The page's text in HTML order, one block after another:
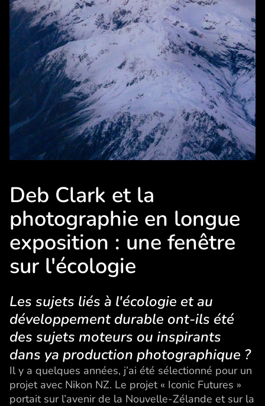
Deb Clark et la
photographie en longue
exposition : une fenêtre
sur l'écologie
Les sujets liés à l'écologie et au
développement durable ont-ils été
des sujets moteurs ou inspirants
dans ya production photographique ?
Il y a quelques années, j’ai été sélectionné pour un
projet avec Nikon NZ. Le projet « Iconic Futures »
portait sur l’avenir de la Nouvelle-Zélande et sur la